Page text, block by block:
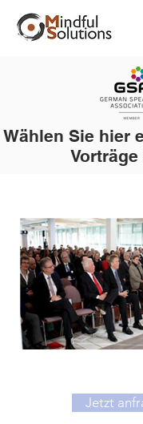
Wählen Sie hier
Vorträge
Jetzt